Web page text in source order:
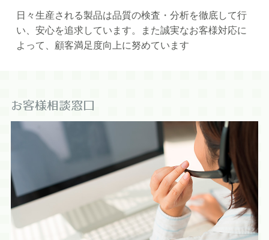
日々生産される製品は品質の検査・分析を徹底して行
い、安心を追求しています。また誠実なお客様対応に
よって、顧客満足度向上に努めています
お客様相談窓口